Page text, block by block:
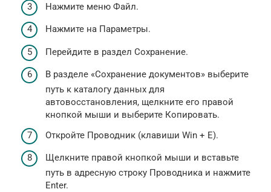
Нажмите меню Файл.
Нажмите на Параметры.
Перейдите в раздел Сохранение.
В разделе «Сохранение документов» выберите
путь к каталогу данных для
автовосстановления, щелкните его правой
кнопкой мыши и выберите Копировать.
Откройте Проводник (клавиши Win + E).
Щелкните правой кнопкой мыши и вставьте
путь в адресную строку Проводника и нажмите
Enter.